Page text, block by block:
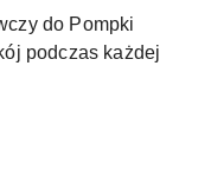
do Pompki
podczas każdej